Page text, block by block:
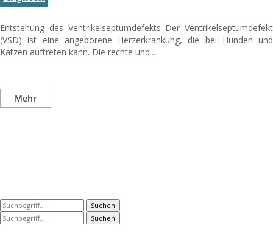
Entstehung des Ventrikelseptumdefekts Der Ventrikelseptumdefekt
(VSD) ist eine angeborene Herzerkrankung, die bei Hunden und
Katzen auftreten kann. Die rechte und...
Mehr
Suchen
Suchen